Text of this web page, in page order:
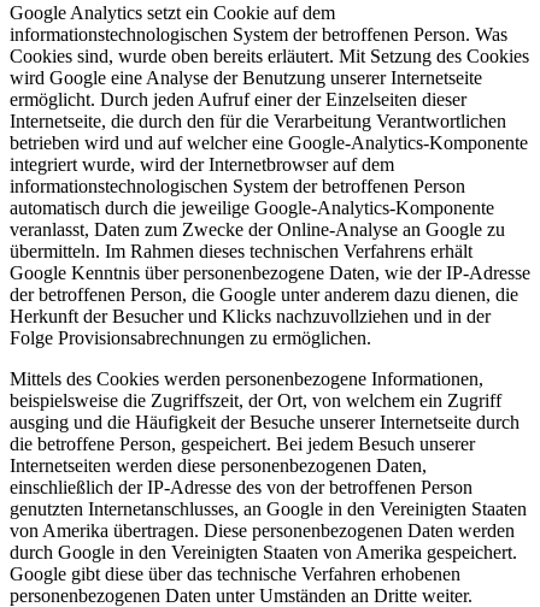
Google Analytics setzt ein Cookie auf dem
informationstechnologischen System der betroffenen Person. Was
Cookies sind, wurde oben bereits erläutert. Mit Setzung des Cookies
wird Google eine Analyse der Benutzung unserer Internetseite
ermöglicht. Durch jeden Aufruf einer der Einzelseiten dieser
Internetseite, die durch den für die Verarbeitung Verantwortlichen
betrieben wird und auf welcher eine Google-Analytics-Komponente
integriert wurde, wird der Internetbrowser auf dem
informationstechnologischen System der betroffenen Person
automatisch durch die jeweilige Google-Analytics-Komponente
veranlasst, Daten zum Zwecke der Online-Analyse an Google zu
übermitteln. Im Rahmen dieses technischen Verfahrens erhält
Google Kenntnis über personenbezogene Daten, wie der IP-Adresse
der betroffenen Person, die Google unter anderem dazu dienen, die
Herkunft der Besucher und Klicks nachzuvollziehen und in der
Folge Provisionsabrechnungen zu ermöglichen.
Mittels des Cookies werden personenbezogene Informationen,
beispielsweise die Zugriffszeit, der Ort, von welchem ein Zugriff
ausging und die Häufigkeit der Besuche unserer Internetseite durch
die betroffene Person, gespeichert. Bei jedem Besuch unserer
Internetseiten werden diese personenbezogenen Daten,
einschließlich der IP-Adresse des von der betroffenen Person
genutzten Internetanschlusses, an Google in den Vereinigten Staaten
von Amerika übertragen. Diese personenbezogenen Daten werden
durch Google in den Vereinigten Staaten von Amerika gespeichert.
Google gibt diese über das technische Verfahren erhobenen
personenbezogenen Daten unter Umständen an Dritte weiter.